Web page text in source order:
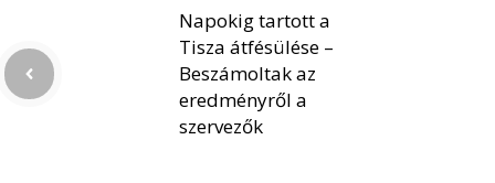
Napokig tartott a
Tisza átfésülése –
Beszámoltak az
eredményről a
szervezők